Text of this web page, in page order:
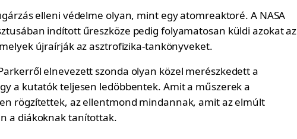
elleni védelme olyan, mint egy atomreaktoré. A NASA
indított űreszköze pedig folyamatosan küldi azokat az
újraírják az asztrofizika-tankönyveket.
elnevezett szonda olyan közel merészkedett a
a kutatók teljesen ledöbbentek. Amit a műszerek a
rögzítettek, az ellentmond mindannak, amit az elmúlt
a diákoknak tanítottak.